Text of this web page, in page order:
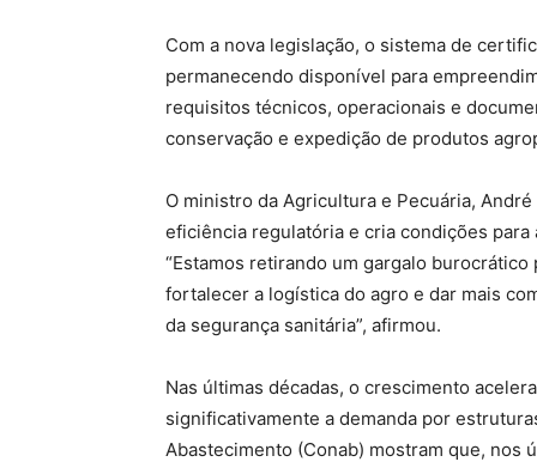
Com a nova legislação, o sistema de
permanecendo disponível para
requisitos técnicos, operacionais e
conservação e expedição de produtos
O ministro da Agricultura e Pecuária,
eficiência regulatória e cria condições
“Estamos retirando um gargalo
fortalecer a logística do agro e dar mais
da segurança sanitária”, afirmou.
Nas últimas décadas, o crescimento
significativamente a demanda por
Abastecimento (Conab) mostram que, nos